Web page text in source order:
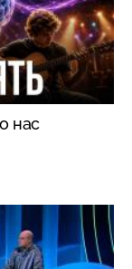
нас